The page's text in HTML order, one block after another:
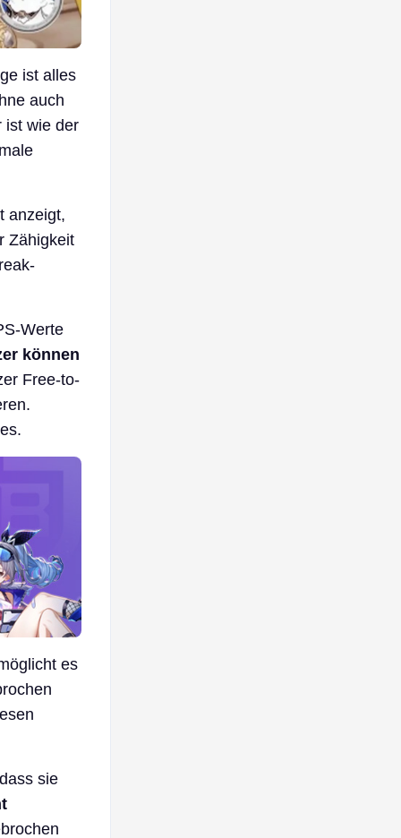
ist alles
auch
ist wie der
anzeigt,
Zähigkeit
Werte
können
Free-to-
es
sie